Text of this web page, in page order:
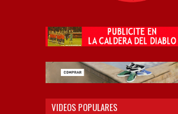
VIDEOS POPULARES